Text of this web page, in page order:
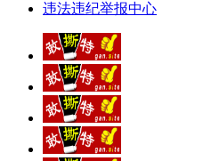
违法违纪举报中心